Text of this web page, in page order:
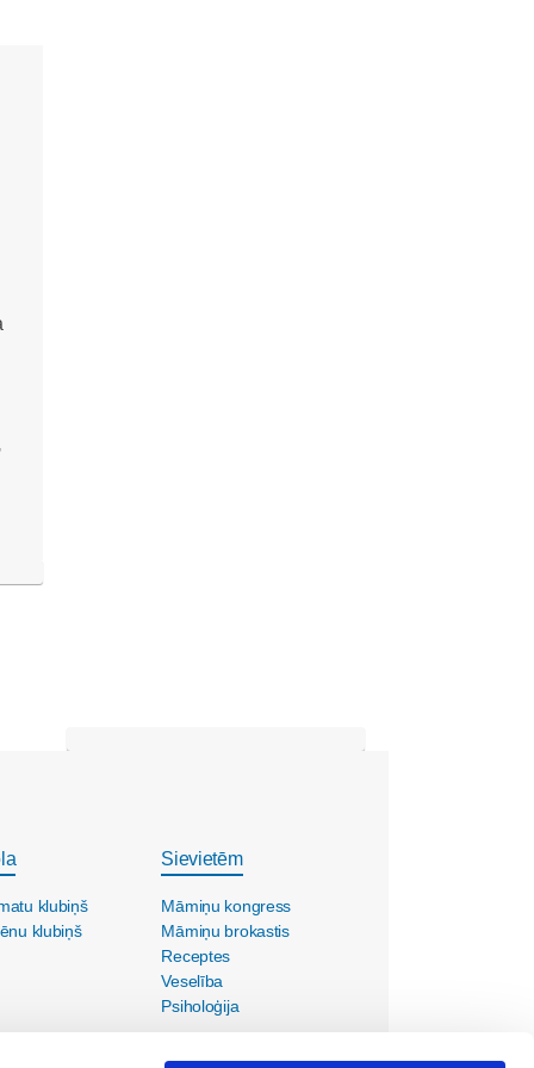
klubiņš
klubiņš
Sievietēm
Māmiņu kongress
Māmiņu brokastis
Receptes
Veselība
Psiholoģija